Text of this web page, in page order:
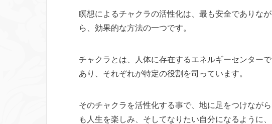
瞑想によるチャクラの活性化は、最も安全でありなが
ら、効果的な方法の一つです。
チャクラとは、人体に存在するエネルギーセンターで
あり、それぞれが特定の役割を司っています。
そのチャクラを活性化する事で、地に足をつけながら
も人生を楽しみ、そしてなりたい自分になるように、